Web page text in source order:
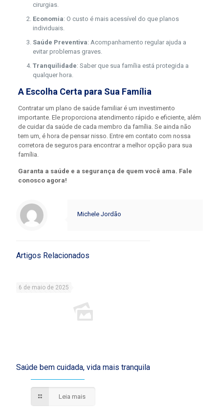
cirurgias.
Economia: O custo é mais acessível do que planos
individuais.
Saúde Preventiva: Acompanhamento regular ajuda a
evitar problemas graves.
Tranquilidade: Saber que sua família está protegida a
qualquer hora.
A Escolha Certa para Sua Família
Contratar um plano de saúde familiar é um investimento
importante. Ele proporciona atendimento rápido e eficiente, além
de cuidar da saúde de cada membro da família. Se ainda não
tem um, é hora de pensar nisso. Entre em contato com nossa
corretora de seguros para encontrar a melhor opção para sua
família.
Garanta a saúde e a segurança de quem você ama. Fale
conosco agora!
Michele Jordão
Artigos Relacionados
6 de maio de 2025
Saúde bem cuidada, vida mais tranquila
Leia mais